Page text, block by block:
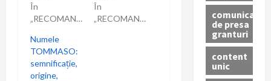
În
„RECOMANDARI”
În
„RECOMANDARI”
Numele
TOMMASO:
semnificație,
origine,
comunicate
de presa
granturi
content
unic